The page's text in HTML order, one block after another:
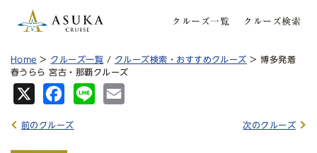
クルーズ一覧 クルーズ検索
Home > クルーズ一覧 / クルーズ検索・おすすめクルーズ > 博多発着
春うらら 宮古・那覇クルーズ
Fa
Lin
前のクルーズ 次のクルーズ